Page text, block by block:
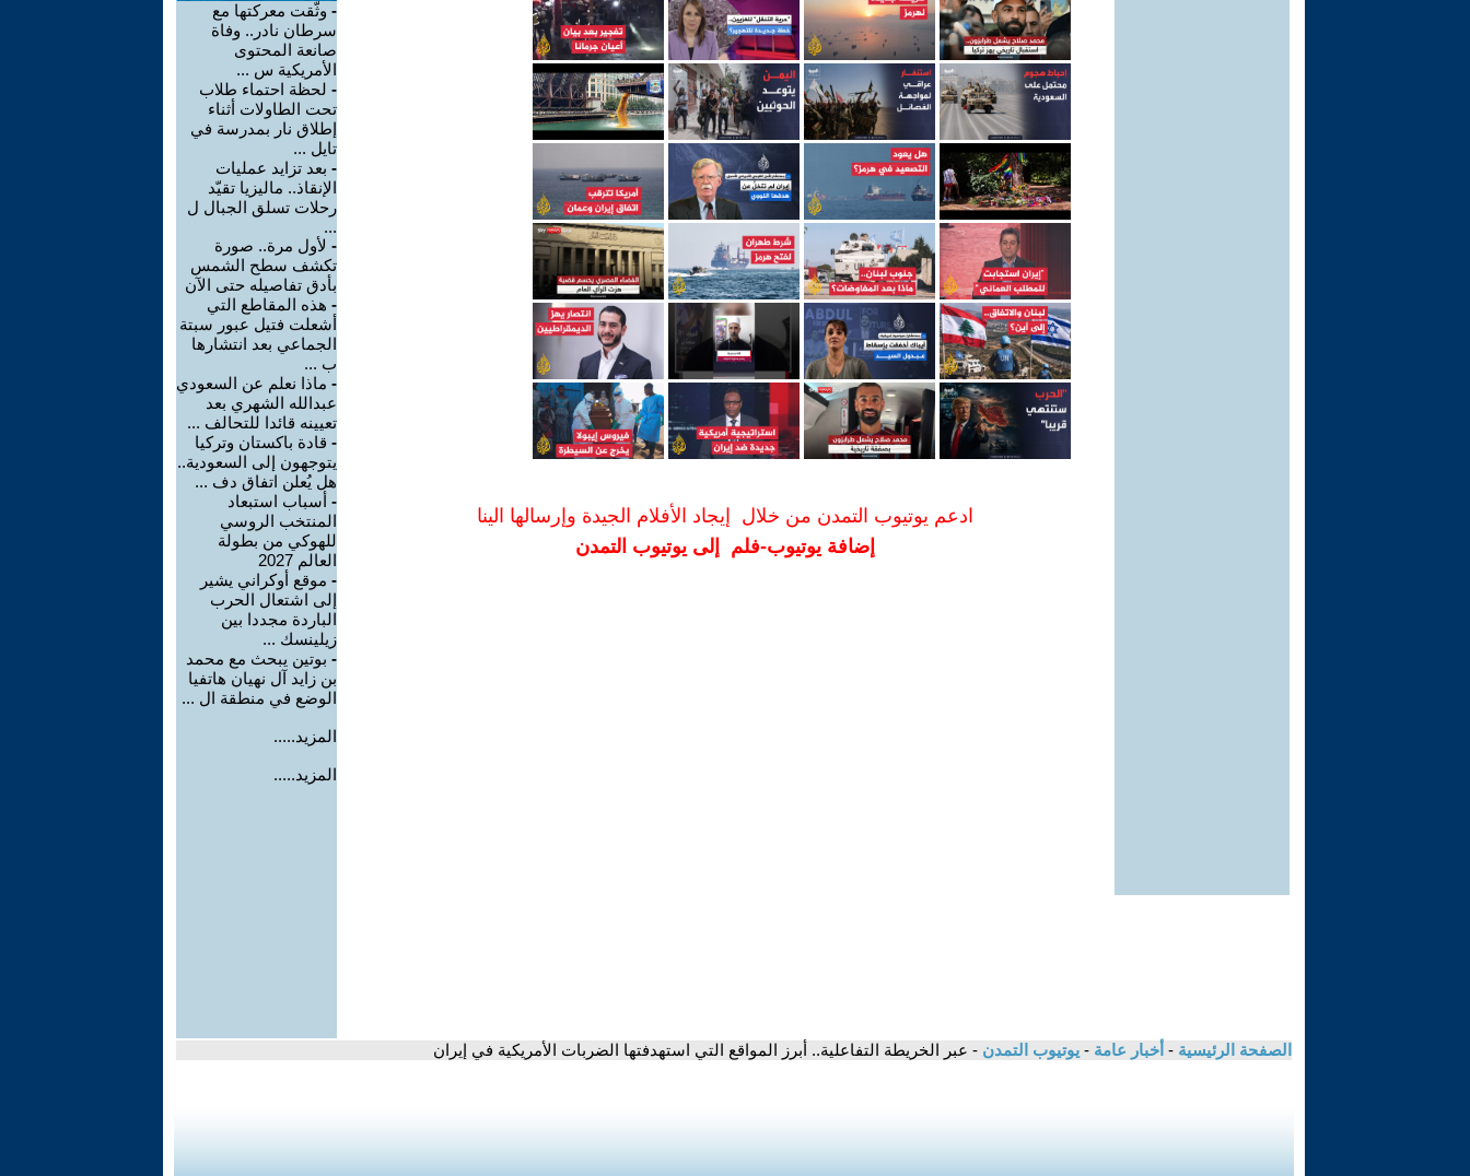
ادعم يوتيوب التمدن من خلال إيجاد الأفلام الجيدة وإرسالها الينا
إضافة يوتيوب-فلم إلى يوتيوب التمدن
- وثّقت معركتها مع
سرطان نادر.. وفاة
صانعة المحتوى
الأمريكية س ...
- لحظة احتماء طلاب
تحت الطاولات أثناء
إطلاق نار بمدرسة في
تايل ...
- بعد تزايد عمليات
الإنقاذ.. ماليزيا تقيّد
رحلات تسلق الجبال ل
...
- لأول مرة.. صورة
تكشف سطح الشمس
بأدق تفاصيله حتى الآن
- هذه المقاطع التي
أشعلت فتيل عبور سبتة
الجماعي بعد انتشارها
ب ...
- ماذا نعلم عن السعودي
عبدالله الشهري بعد
تعيينه قائدا للتحالف ...
- قادة باكستان وتركيا
يتوجهون إلى السعودية..
هل يُعلن اتفاق دف ...
- أسباب استبعاد
المنتخب الروسي
للهوكي من بطولة
العالم 2027
- موقع أوكراني يشير
إلى اشتعال الحرب
الباردة مجددا بين
زيلينسك ...
- بوتين يبحث مع محمد
بن زايد آل نهيان هاتفيا
الوضع في منطقة ال ...
المزيد.....
المزيد.....
الصفحة الرئيسية - أخبار عامة - يوتيوب التمدن - عبر الخريطة التفاعلية.. أبرز المواقع التي استهدفتها الضربات الأمريكية في إيران